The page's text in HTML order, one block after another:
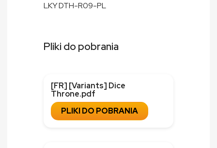
LKY DTH-R09-PL
Pliki do pobrania
[FR] [Variants] Dice
Throne.pdf
PLIKI DO POBRANIA